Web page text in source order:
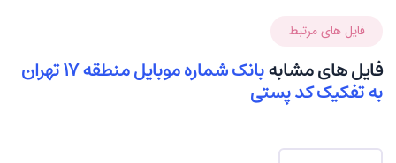
فایل های مرتبط
فایل های مشابه بانک شماره موبایل منطقه 17 تهران
به تفکیک کد پستی